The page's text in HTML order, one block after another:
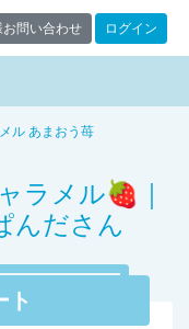
お問い合わせ ログイン
ル あまおう苺
ラメル🍓｜
んださん
ト